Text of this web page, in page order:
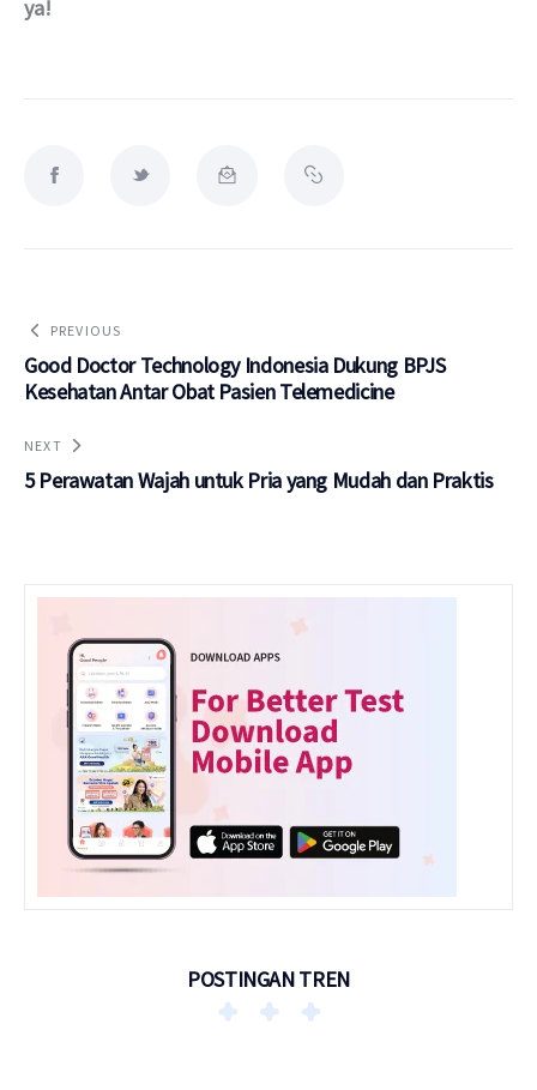
ya!
PREVIOUS
Good Doctor Technology Indonesia Dukung BPJS
Kesehatan Antar Obat Pasien Telemedicine
NEXT
5 Perawatan Wajah untuk Pria yang Mudah dan Praktis
POSTINGAN TREN